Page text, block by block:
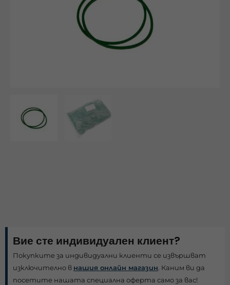
Вие сте индивидуален клиент?
Покупките за индивидуални клиенти се извършват
изключително в нашия онлайн магазин. Каним ви да
посетите нашата специална оферта само за вас!